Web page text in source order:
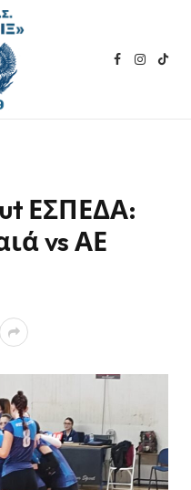
Facebook
ΕΣΠΕΔΑ:
vs ΑΕ